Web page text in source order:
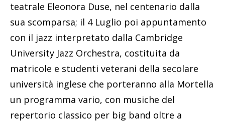
teatrale Eleonora Duse, nel centenario dalla
sua scomparsa; il 4 Luglio poi appuntamento
con il jazz interpretato dalla Cambridge
University Jazz Orchestra, costituita da
matricole e studenti veterani della secolare
università inglese che porteranno alla Mortella
un programma vario, con musiche del
repertorio classico per big band oltre a